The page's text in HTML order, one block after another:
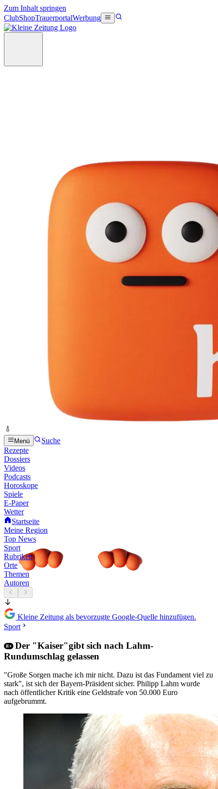
Zum Inhalt springen
ClubShopTrauerportalWerbung
Menü
Suche
Rezepte
Dossiers
Videos
Podcasts
Horoskope
Spiele
E-Paper
Wetter
Startseite
Meine Region
Top News
Sport
Rubriken
Orte
Themen
Autoren
Kleine Zeitung als bevorzugte Google-Quelle hinzufügen.
Sport
Der "Kaiser"gibt sich nach Lahm-
Rundumschlag gelassen
"Große Sorgen mache ich mir nicht. Dazu ist das Fundament viel zu
stark", ist sich der Bayern-Präsident sicher. Philipp Lahm wurde
nach öffentlicher Kritik eine Geldstrafe von 50.000 Euro
aufgebrummt.